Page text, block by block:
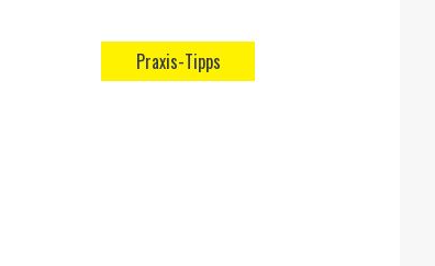
Praxis-Tipps